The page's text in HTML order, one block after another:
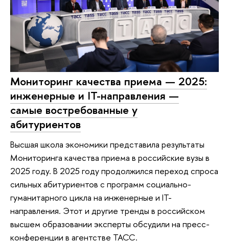
Мониторинг качества приема — 2025:
инженерные и IT-направления —
самые востребованные у
абитуриентов
Высшая школа экономики представила результаты
Мониторинга качества приема в российские вузы в
2025 году. В 2025 году продолжился переход спроса
сильных абитуриентов с программ социально-
гуманитарного цикла на инженерные и IT-
направления. Этот и другие тренды в российском
высшем образовании эксперты обсудили на пресс-
конференции в агентстве ТАСС.